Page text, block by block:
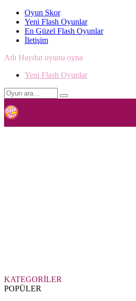
Oyun Skor
Yeni Flash Oyunlar
En Güzel Flash Oyunlar
İletişim
Atlı Haydut oyunu oyna
Yeni Flash Oyunlar
KATEGORİLER
POPÜLER